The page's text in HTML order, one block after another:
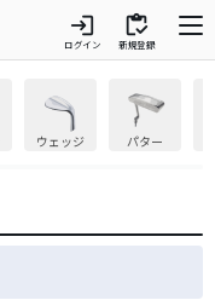
login
ログイン
inventory
新規登録
ウェッジ パター